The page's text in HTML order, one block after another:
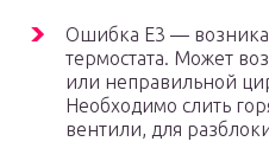
Ошибка Е3 —
термостата. Может
или неправильной
Необходимо слить
вентили, для